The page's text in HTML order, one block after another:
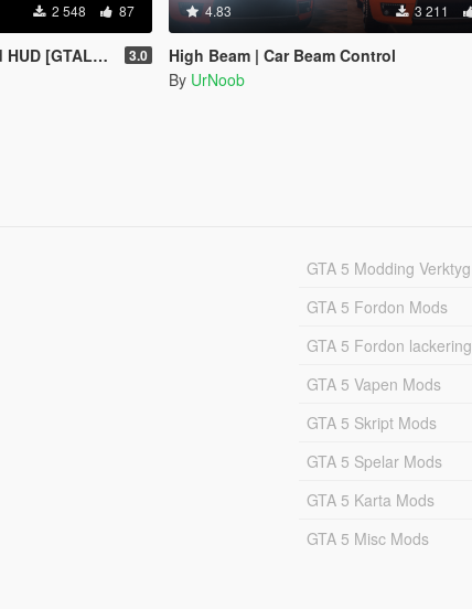
2 548 87
[GTALua] 3.0
4.83 3 211
High Beam | Car Beam Control
By UrNoob
GTA 5 Modding Verktyg
GTA 5 Fordon Mods
GTA 5 Fordon lackering
GTA 5 Vapen Mods
GTA 5 Skript Mods
GTA 5 Spelar Mods
GTA 5 Karta Mods
GTA 5 Misc Mods